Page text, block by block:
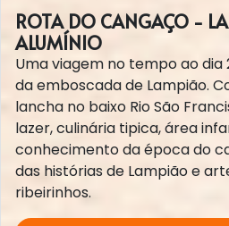
ROTA DO CANGAÇO -
ALUMÍNIO
Uma viagem no tempo ao dia
da emboscada de Lampião.
lancha no baixo Rio São
lazer, culinária tipica, área
conhecimento da época do
das histórias de Lampião e
ribeirinhos.